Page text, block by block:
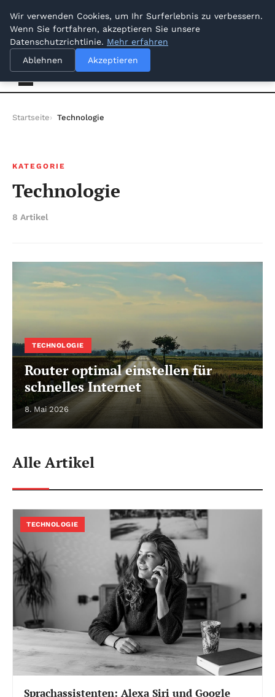
dimanche 9 août 2026
Dresden Sellout
Startseite Technologie
KATEGORIE
Technologie
8 Artikel
TECHNOLOGIE
Router optimal einstellen für
schnelles Internet
8. Mai 2026
Alle Artikel
TECHNOLOGIE
Sprachassistenten: Alexa Siri und Google
Wir verwenden Cookies, um Ihr Surferlebnis zu verbessern.
Wenn Sie fortfahren, akzeptieren Sie unsere
Datenschutzrichtlinie. Mehr erfahren
Ablehnen
Akzeptieren